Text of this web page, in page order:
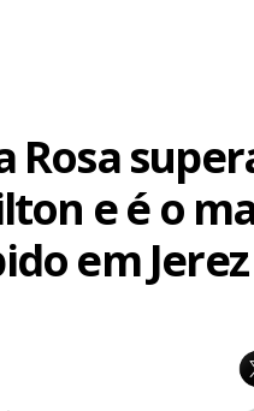
Rosa
e é o
em Jerez